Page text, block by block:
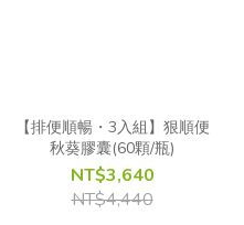
【排便順暢・3入組】狠順便
秋葵膠囊(60顆/瓶)
NT$3,640
NT$4,440